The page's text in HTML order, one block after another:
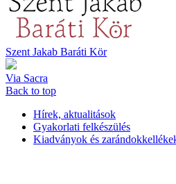
Szent Jakab Baráti Kör
Via Sacra
Back to top
Hírek, aktualitások
Gyakorlati felkészülés
Kiadványok és